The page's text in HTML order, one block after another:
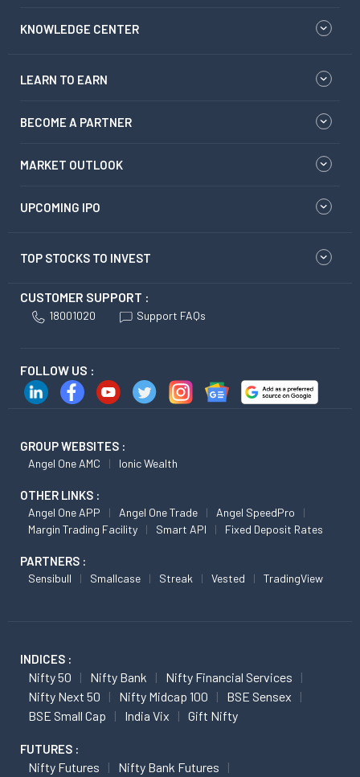
KNOWLEDGE CENTER
LEARN TO EARN
BECOME A PARTNER
MARKET OUTLOOK
UPCOMING IPO
TOP STOCKS TO INVEST
CUSTOMER SUPPORT :
18001020 Support FAQs
FOLLOW US :
GROUP WEBSITES :
Angel One AMC Ionic Wealth
OTHER LINKS :
Angel One APP Angel One Trade
Angel SpeedPro
Margin Trading Facility
Smart API Fixed Deposit Rates
PARTNERS :
Sensibull Smallcase Streak Vested TradingView
INDICES :
Nifty 50 Nifty Bank
Nifty Financial Services
Nifty Next 50
Nifty Midcap 100
BSE Sensex
BSE Small Cap
India Vix Gift Nifty
FUTURES :
Nifty Futures
Nifty Bank Futures